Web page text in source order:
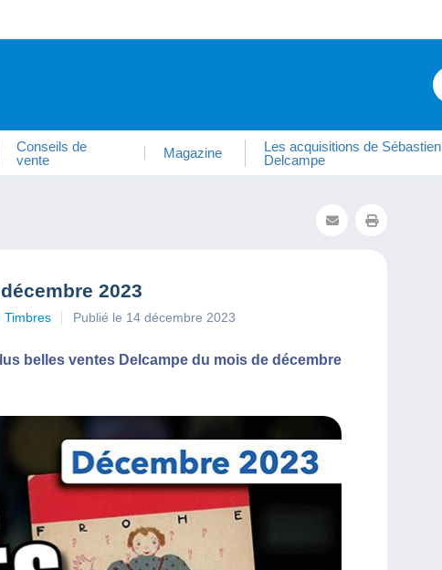
Conseils de
vente
Magazine
Les acquisitions de Sébastien
Delcampe
2023
Timbres Publié le 14 décembre 2023
belles ventes Delcampe du mois de décembre